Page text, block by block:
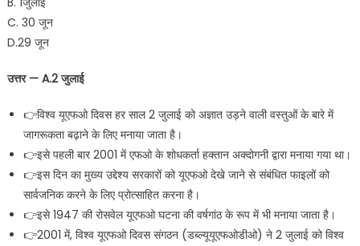
C. 30 जून
D.29 जून
उत्तर — A.2 जुलाई
👉विश्व यूएफओ दिवस हर साल 2 जुलाई को अज्ञात उड़ने वाली वस्तुओं के बारे में
जागरूकता बढ़ाने के लिए मनाया जाता है।
👉इसे पहली बार 2001 में एफओ के शोधकर्ता हक्तान अक्दोगनी द्वारा मनाया गया था।
👉इस दिन का मुख्य उद्देश्य सरकारों को यूएफओ देखे जाने से संबंधित फाइलों को
सार्वजनिक करने के लिए प्रोत्साहित करना है।
👉इसे 1947 की रोसवेल यूएफओ घटना की वर्षगांठ के रूप में भी मनाया जाता है।
👉2001 में, विश्व यूएफओ दिवस संगठन (डब्ल्यूयूएफओडीओ) ने 2 जुलाई को विश्व